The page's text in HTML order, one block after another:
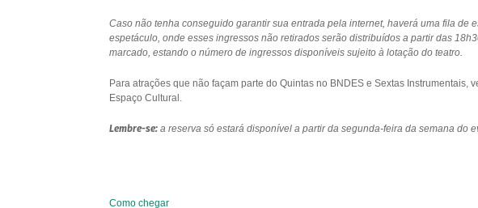
Caso não tenha conseguido garantir sua entrada pela internet, haverá uma fila de
espetáculo, onde esses ingressos não retirados serão distribuídos a partir das
marcado, estando o número de ingressos disponíveis sujeito à lotação do teatro.
Para atrações que não façam parte do Quintas no BNDES e Sextas Instrumentais,
Espaço Cultural.
Lembre-se:a reserva só estará disponível a partir da segunda-feira da semana do
Como chegar